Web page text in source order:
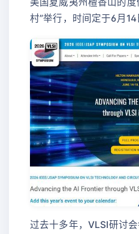
美国夏威夷州檀香山的
村”举行，时间定于6月14
过去十多年，VLSI研讨